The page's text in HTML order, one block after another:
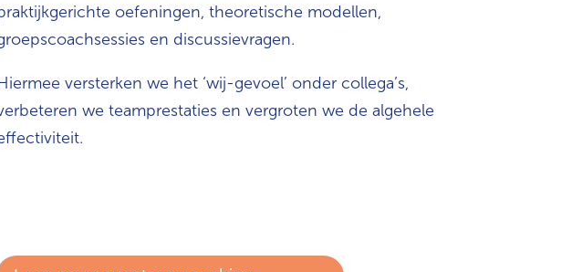
oefeningen, theoretische modellen,
en discussievragen.
versterken we het ‘wij-gevoel’ onder collega’s,
we teamprestaties en vergroten we de algehele